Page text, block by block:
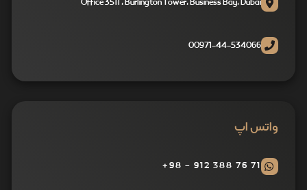
Office 3511 , Burlington Tower, Business Bay, Dubai
00971-44-534066
واتس اپ
71 76 388 912 - 98+